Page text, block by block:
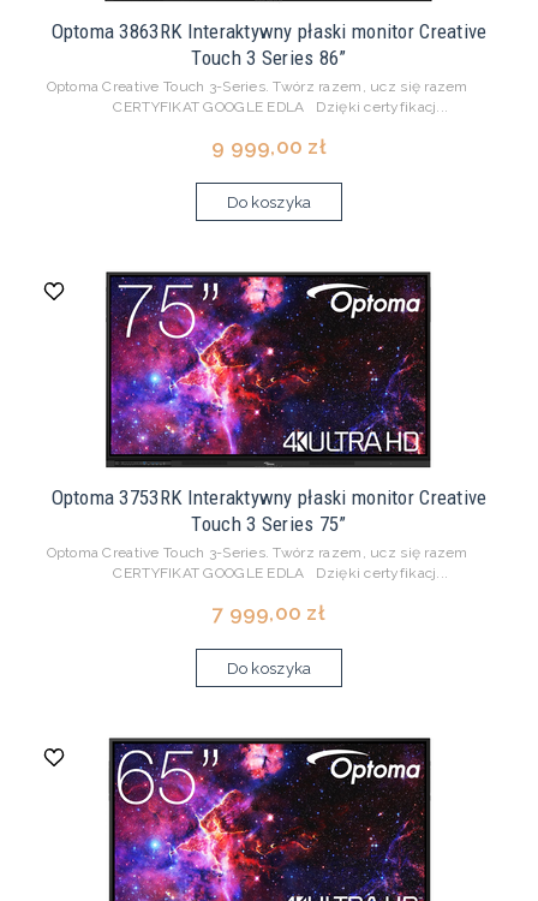
Optoma 3863RK Interaktywny płaski monitor Creative
Touch 3 Series 86”
Optoma Creative Touch 3-Series. Twórz razem, ucz się razem
CERTYFIKAT GOOGLE EDLA Dzięki certyfikacj...
9 999,00 zł
Do koszyka
Optoma 3753RK Interaktywny płaski monitor Creative
Touch 3 Series 75”
Optoma Creative Touch 3-Series. Twórz razem, ucz się razem
CERTYFIKAT GOOGLE EDLA Dzięki certyfikacj...
7 999,00 zł
Do koszyka